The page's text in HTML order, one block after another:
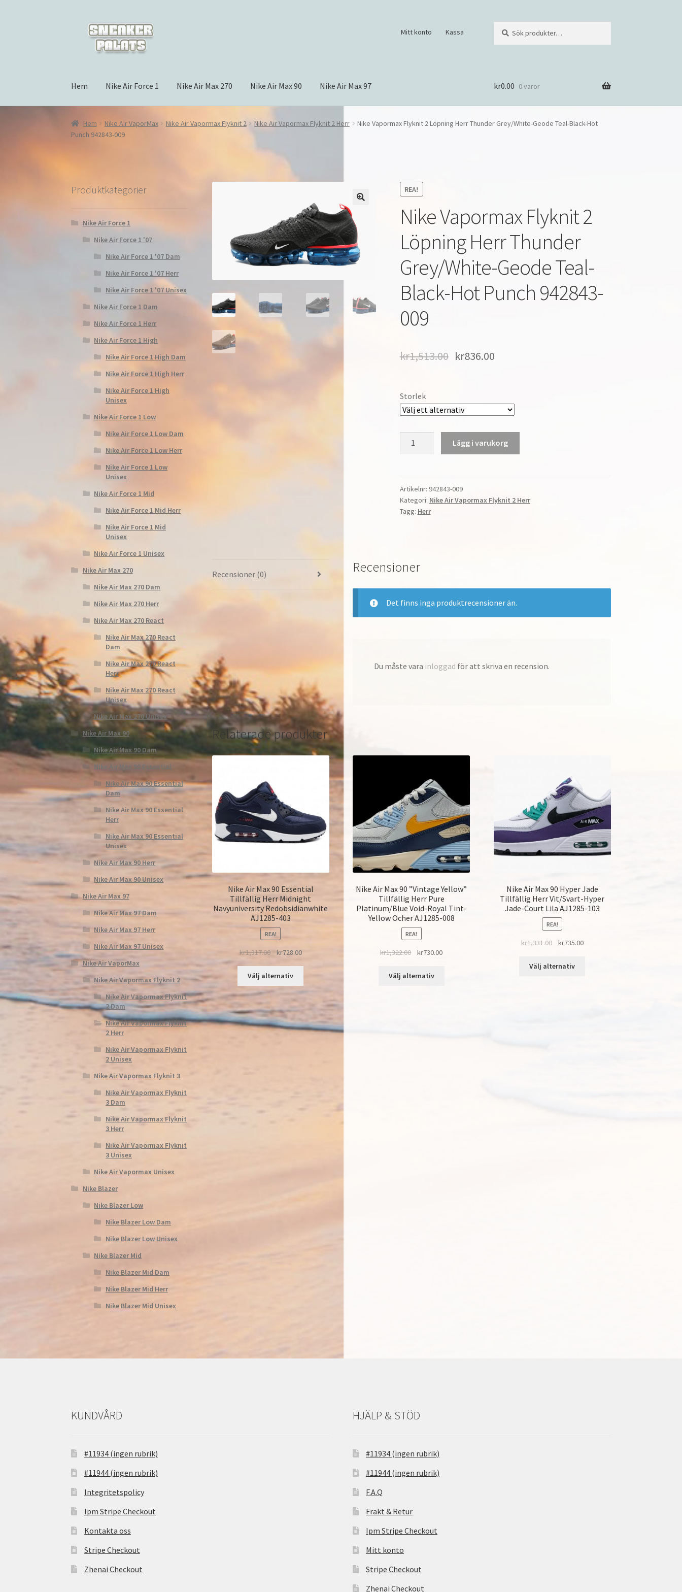
Hoppa
navigering
Hoppa
innehåll
Mitt konto Kassa
efter:
Hem Nike Air Force 1 Nike Air Max 270 Nike Air Max 90 Nike Air Max 97 kr0.00 0 varor
Hem Nike Air VaporMax Nike Air Vapormax Flyknit 2 Nike Air Vapormax Flyknit 2 Herr
Nike Vapormax Flyknit 2 Löpning Herr Thunder Grey/White-Geode Teal-Black-Hot
Punch 942843-009
REA!
Nike Vapormax Flyknit 2
Löpning Herr Thunder
Grey/White-Geode Teal-
Black-Hot Punch 942843-
009
kr1,513.00 kr836.00
Storlek
Löpning
Herr
Thunder
Black-
Punch
942843-
009
Lägg i varukorg
Artikelnr: 942843-009
Kategori: Nike Air Vapormax Flyknit 2 Herr
Tagg: Herr
Recensioner (0) Recensioner
Det finns inga produktrecensioner än.
Du måste vara inloggad för att skriva en recension.
Relaterade produkter
Nike Air Max 90 Essential
Tillfällig Herr Midnight
Navyuniversity Redobsidianwhite
AJ1285-403
REA!
kr1,317.00 kr728.00
Välj alternativ
Nike Air Max 90 ”Vintage Yellow”
Tillfällig Herr Pure
Platinum/Blue Void-Royal Tint-
Yellow Ocher AJ1285-008
REA!
kr1,322.00 kr730.00
Välj alternativ
Nike Air Max 90 Hyper Jade
Tillfällig Herr Vit/Svart-Hyper
Jade-Court Lila AJ1285-103
REA!
kr1,331.00 kr735.00
Välj alternativ
Produktkategorier
Nike Air Force 1
Nike Air Force 1 '07
Nike Air Force 1 '07 Dam
Nike Air Force 1 '07 Herr
Nike Air Force 1 '07 Unisex
Nike Air Force 1 Dam
Nike Air Force 1 Herr
Nike Air Force 1 High
Nike Air Force 1 High Dam
Nike Air Force 1 High Herr
Nike Air Force 1 High
Unisex
Nike Air Force 1 Low
Nike Air Force 1 Low Dam
Nike Air Force 1 Low Herr
Nike Air Force 1 Low
Unisex
Nike Air Force 1 Mid
Nike Air Force 1 Mid Herr
Nike Air Force 1 Mid
Unisex
Nike Air Force 1 Unisex
Nike Air Max 270
Nike Air Max 270 Dam
Nike Air Max 270 Herr
Nike Air Max 270 React
Nike Air Max 270 React
Dam
Nike Air Max 270 React
Herr
Nike Air Max 270 React
Unisex
Nike Air Max 270 Unisex
Nike Air Max 90
Nike Air Max 90 Dam
Nike Air Max 90 Essential
Nike Air Max 90 Essential
Dam
Nike Air Max 90 Essential
Herr
Nike Air Max 90 Essential
Unisex
Nike Air Max 90 Herr
Nike Air Max 90 Unisex
Nike Air Max 97
Nike Air Max 97 Dam
Nike Air Max 97 Herr
Nike Air Max 97 Unisex
Nike Air VaporMax
Nike Air Vapormax Flyknit 2
Nike Air Vapormax Flyknit
2 Dam
Nike Air Vapormax Flyknit
2 Herr
Nike Air Vapormax Flyknit
2 Unisex
Nike Air Vapormax Flyknit 3
Nike Air Vapormax Flyknit
3 Dam
Nike Air Vapormax Flyknit
3 Herr
Nike Air Vapormax Flyknit
3 Unisex
Nike Air Vapormax Unisex
Nike Blazer
Nike Blazer Low
Nike Blazer Low Dam
Nike Blazer Low Unisex
Nike Blazer Mid
Nike Blazer Mid Dam
Nike Blazer Mid Herr
Nike Blazer Mid Unisex
KUNDVÅRD
#11934 (ingen rubrik)
#11944 (ingen rubrik)
Integritetspolicy
Ipm Stripe Checkout
Kontakta oss
Stripe Checkout
Zhenai Checkout
HJÄLP & STÖD
#11934 (ingen rubrik)
#11944 (ingen rubrik)
F.A.Q
Frakt & Retur
Ipm Stripe Checkout
Mitt konto
Stripe Checkout
Zhenai Checkout